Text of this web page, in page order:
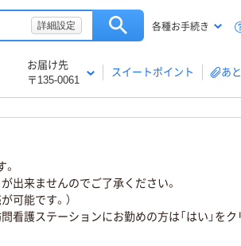
詳細設定 各種お手続き
お届け先
〒135-0061
スイートポイント あ
出来ませんのでご了承ください。
可能です。）
問看護ステーションにお勤めの方は「はい」をク